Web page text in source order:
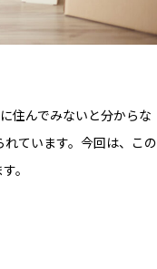
住んでみないと分からな
ています。今回は、この
。